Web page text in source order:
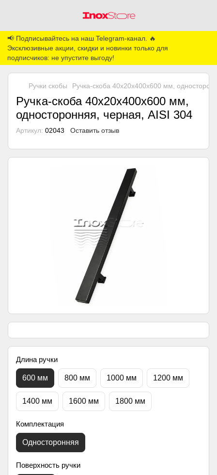
📢 Подписывайтесь на наш Telegram-канал. 🔥
Эксклюзивные акции, скидки и новинки только для
подписчиков: не упустите выгоду!
Ручки скобы Ручка-скоба 40х20х400х600 мм,
Ручка-скоба 40х20х400х600 мм,
односторонняя, черная, AISI 304
Артикул: 02043 Оставить отзыв
Длина ручки
600 мм 800 мм 1000 мм 1200 мм
1400 мм 1600 мм 1800 мм
Комплектация
Односторонняя
Поверхность ручки